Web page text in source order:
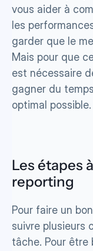
vous aider à
les
garder que le
Mais pour que
est nécessaire
gagner du
optimal possible.
Les étapes
reporting
Pour faire un
suivre plusieurs
tâche. Pour être